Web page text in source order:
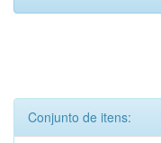
Conjunto de itens: